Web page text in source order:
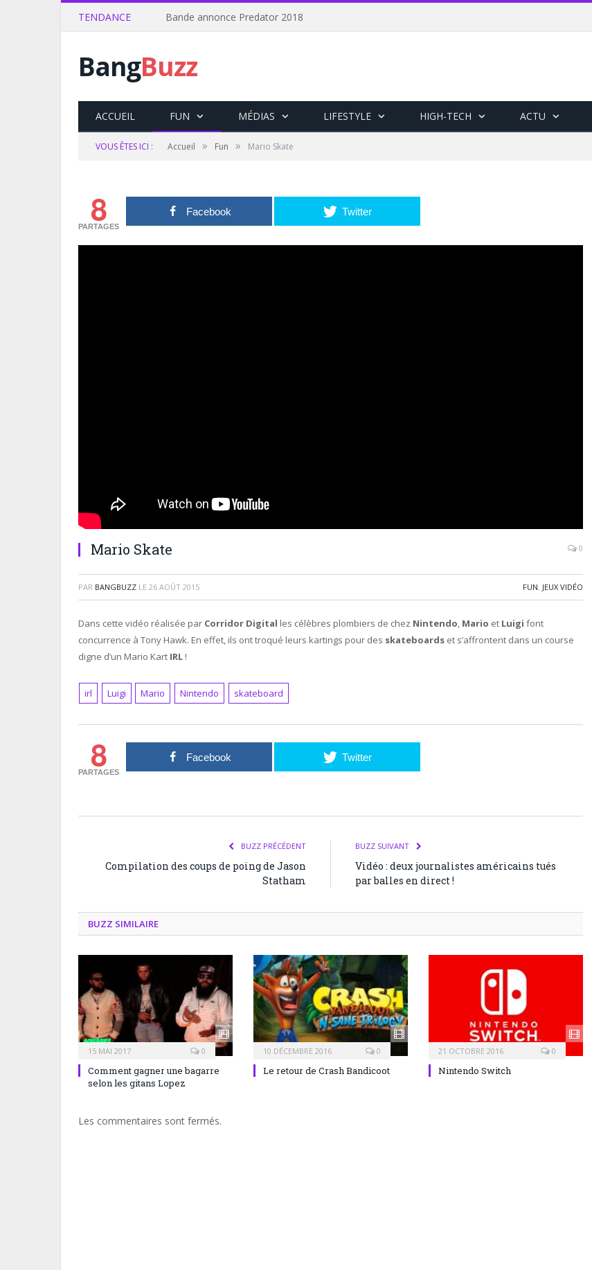
TENDANCE Bande annonce Predator 2018
BangBuzz
ACCUEIL FUN MÉDIAS LIFESTYLE HIGH-TECH ACTU
VOUS ÊTES ICI : Accueil » Fun » Mario Skate
8
PARTAGES
Facebook Twitter
Mario Skate 0
PAR BANGBUZZ LE 26 AOÛT 2015 FUN, JEUX VIDÉO
Dans cette vidéo réalisée par Corridor Digital les célèbres plombiers de chez Nintendo, Mario et Luigi font
concurrence à Tony Hawk. En effet, ils ont troqué leurs kartings pour des skateboards et s’affrontent dans un course
digne d’un Mario Kart IRL !
irl Luigi Mario Nintendo skateboard
8
PARTAGES
Facebook Twitter
BUZZ PRÉCÉDENT
Compilation des coups de poing de Jason
Statham
BUZZ SUIVANT
Vidéo : deux journalistes américains tués
par balles en direct !
BUZZ SIMILAIRE
15 MAI 2017 0
Comment gagner une bagarre
selon les gitans Lopez
10 DÉCEMBRE 2016 0
Le retour de Crash Bandicoot
21 OCTOBRE 2016 0
Nintendo Switch
Les commentaires sont fermés.